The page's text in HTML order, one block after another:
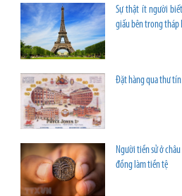
Sự thật ít người
giấu bên trong tháp
Đặt hàng qua thư
Người tiền sử ở
đồng làm tiền tệ